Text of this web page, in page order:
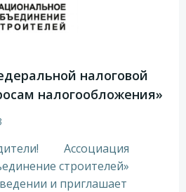
налоговой
налогообложения»
Ассоциация
строителей»
и приглашает